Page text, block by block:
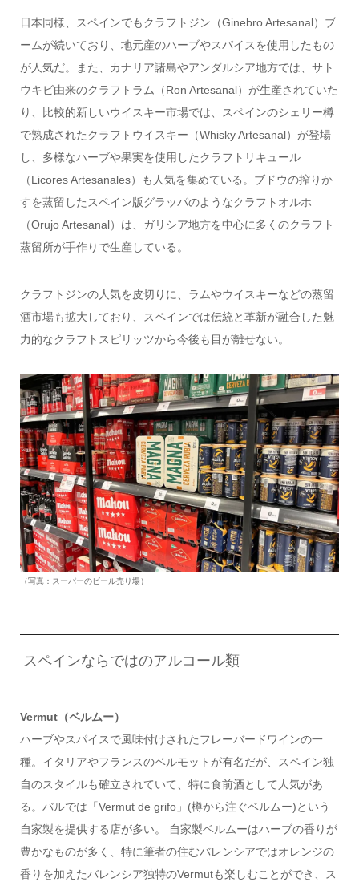
日本同様、スペインでもクラフトジン（Ginebro Artesanal）ブ
ームが続いており、地元産のハーブやスパイスを使用したもの
が人気だ。また、カナリア諸島やアンダルシア地方では、サト
ウキビ由来のクラフトラム（Ron Artesanal）が生産されていた
り、比較的新しいウイスキー市場では、スペインのシェリー樽
で熟成されたクラフトウイスキー（Whisky Artesanal）が登場
し、多様なハーブや果実を使用したクラフトリキュール
（Licores Artesanales）も人気を集めている。ブドウの搾りか
すを蒸留したスペイン版グラッパのようなクラフトオルホ
（Orujo Artesanal）は、ガリシア地方を中心に多くのクラフト
蒸留所が手作りで生産している。
クラフトジンの人気を皮切りに、ラムやウイスキーなどの蒸留
酒市場も拡大しており、スペインでは伝統と革新が融合した魅
力的なクラフトスピリッツから今後も目が離せない。
（写真：スーパーのビール売り場）
スペインならではのアルコール類
Vermut（ベルムー）
ハーブやスパイスで風味付けされたフレーバードワインの一
種。イタリアやフランスのベルモットが有名だが、スペイン独
自のスタイルも確立されていて、特に食前酒として人気があ
る。バルでは「Vermut de grifo」(樽から注ぐベルムー)という
自家製を提供する店が多い。 自家製ベルムーはハーブの香りが
豊かなものが多く、特に筆者の住むバレンシアではオレンジの
香りを加えたバレンシア独特のVermutも楽しむことができ、ス